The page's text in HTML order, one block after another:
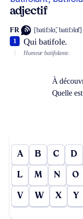
adjectif
FR [batifɔlɑ̃, batifɔlɑ̃t]
Qui batifole.
1
Humeur batifolante.
À
Quelle
A B C D
L M N O
V W X Y